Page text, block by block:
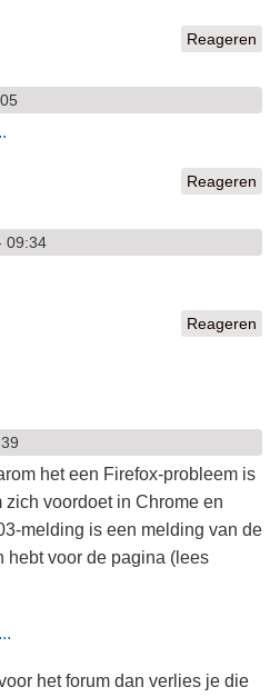
Reageren
Reageren
09:34
Reageren
het een Firefox-probleem is
voordoet in Chrome en
melding is een melding van de
hebt voor de pagina (lees
het forum dan verlies je die